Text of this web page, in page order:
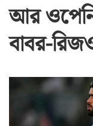
আর
বাবর-